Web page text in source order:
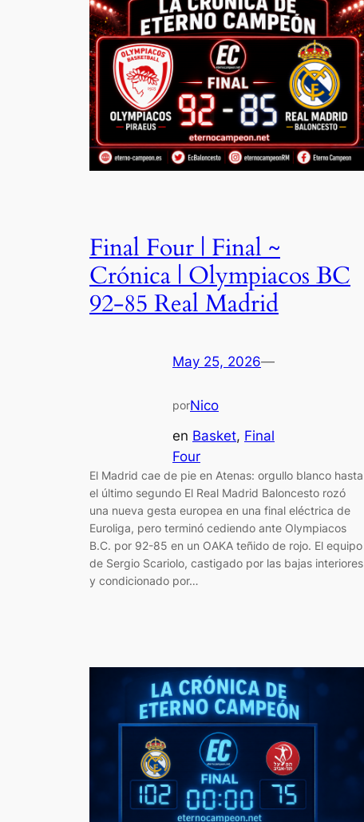
Final Four | Final ~
Crónica | Olympiacos BC
92-85 Real Madrid
May 25, 2026—
porNico
en Basket, Final
Four
El Madrid cae de pie en Atenas: orgullo blanco hasta
el último segundo El Real Madrid Baloncesto rozó
una nueva gesta europea en una final eléctrica de
Euroliga, pero terminó cediendo ante Olympiacos
B.C. por 92-85 en un OAKA teñido de rojo. El equipo
de Sergio Scariolo, castigado por las bajas interiores
y condicionado por…